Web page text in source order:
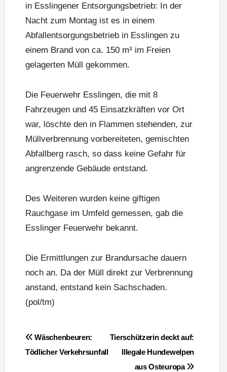
in Esslingener Entsorgungsbetrieb: In der
Nacht zum Montag ist es in einem
Abfallentsorgungsbetrieb in Esslingen zu
einem Brand von ca. 150 m³ im Freien
gelagerten Müll gekommen.
Die Feuerwehr Esslingen, die mit 8
Fahrzeugen und 45 Einsatzkräften vor Ort
war, löschte den in Flammen stehenden, zur
Müllverbrennung vorbereiteten, gemischten
Abfallberg rasch, so dass keine Gefahr für
angrenzende Gebäude entstand.
Des Weiteren wurden keine giftigen
Rauchgase im Umfeld gemessen, gab die
Esslinger Feuerwehr bekannt.
Die Ermittlungen zur Brandursache dauern
noch an. Da der Müll direkt zur Verbrennung
anstand, entstand kein Sachschaden.
(pol/tm)
BeitragsnavigationTierschützerin deckt auf:
Illegale Hundewelpen
aus Osteuropa
Wäschenbeuren:
Tödlicher Verkehrsunfall